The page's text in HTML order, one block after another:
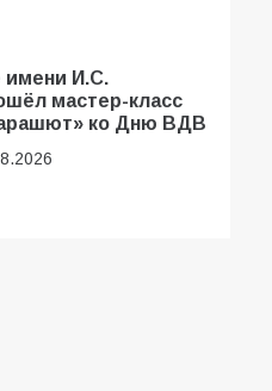
имени И.С.
мастер-класс
ко Дню ВДВ